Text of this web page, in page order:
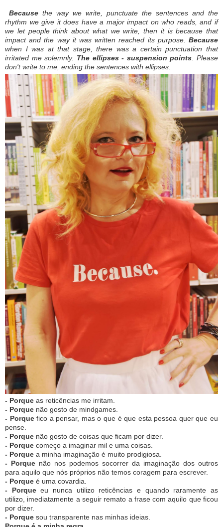
Because the way we write, punctuate the sentences and the
rhythm we give it does have a major impact on who reads, and if
we let people think about what we write, then it is because that
impact and the way it was written reached its purpose.
Because
when I was at that stage, there was a certain punctuation that
irritated me solemnly. The ellipses - suspension points
Please
don't write to me, ending the sentences with ellipses.
- Porque as reticências me irritam.
- Porque não gosto de mindgames.
- Porquefico a pensar, mas o que é que esta pessoa quer que eu
pense.
- Porque não gosto de coisas que ficam por dizer.
- Porque começo a imaginar mil e uma coisas.
- Porque a minha imaginação é muito prodigiosa.
- Porque não nos podemos socorrer da imaginação dos outros
para aquilo que nós próprios não temos coragem para escrever.
- Porque é uma covardia.
- Porqueeu nunca utilizo reticências e quando raramente as
utilizo, imediatamente a seguir remato a frase com aquilo que ficou
por dizer.
- Porque sou transparente nas minhas ideias.